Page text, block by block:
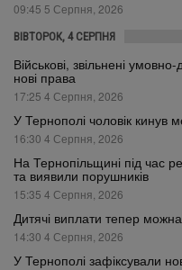
09:45 5 Серпня, 2026
ВІВТОРОК, 4 СЕРПНЯ
Військові, звільнені
нові права
17:25 4 Серпня, 2026
У Тернополі чоловік кинув
16:30 4 Серпня, 2026
На Тернопільщині під час
та виявили порушників
15:35 4 Серпня, 2026
Дитячі виплати тепер
14:30 4 Серпня, 2026
У Тернополі зафіксували